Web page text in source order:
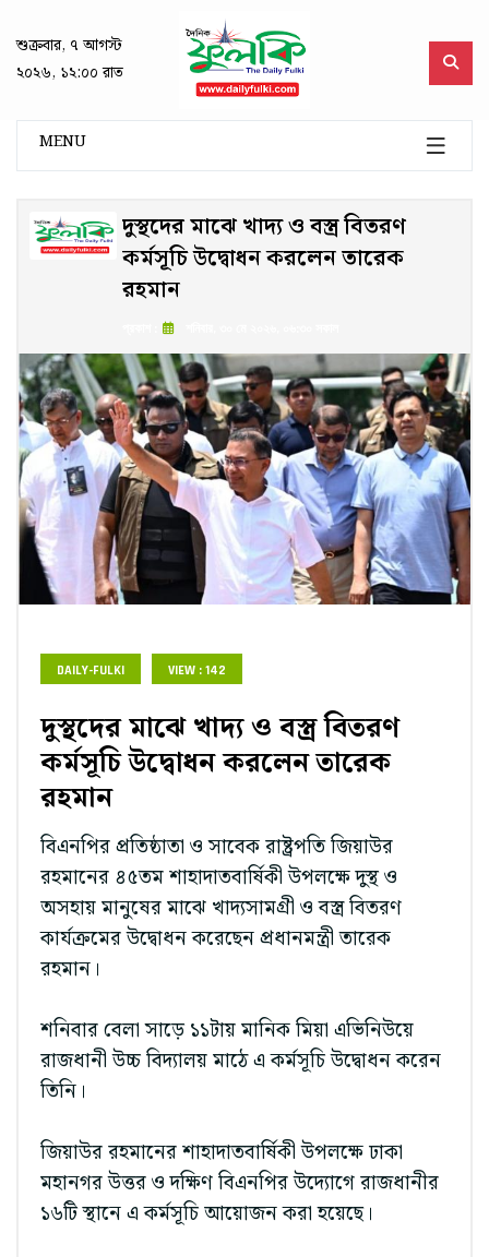
শুক্রবার, ৭ আগস্ট
২০২৬, ১২:০০ রাত
MENU
দুস্থদের মাঝে খাদ্য ও বস্ত্র বিতরণ
কর্মসূচি উদ্বোধন করলেন তারেক
রহমান
DAILY-FULKI VIEW : 142
দুস্থদের মাঝে খাদ্য ও বস্ত্র বিতরণ
কর্মসূচি উদ্বোধন করলেন তারেক
রহমান
বিএনপির প্রতিষ্ঠাতা ও সাবেক রাষ্ট্রপতি জিয়াউর
রহমানের ৪৫তম শাহাদাতবার্ষিকী উপলক্ষে দুস্থ ও
অসহায় মানুষের মাঝে খাদ্যসামগ্রী ও বস্ত্র বিতরণ
কার্যক্রমের উদ্বোধন করেছেন প্রধানমন্ত্রী তারেক
রহমান।
শনিবার বেলা সাড়ে ১১টায় মানিক মিয়া এভিনিউয়ে
রাজধানী উচ্চ বিদ্যালয় মাঠে এ কর্মসূচি উদ্বোধন করেন
তিনি।
জিয়াউর রহমানের শাহাদাতবার্ষিকী উপলক্ষে ঢাকা
মহানগর উত্তর ও দক্ষিণ বিএনপির উদ্যোগে রাজধানীর
১৬টি স্থানে এ কর্মসূচি আয়োজন করা হয়েছে।